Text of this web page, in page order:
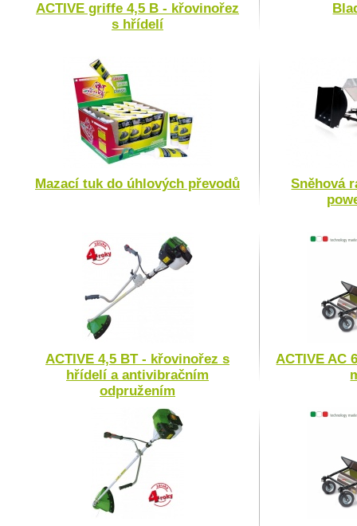
ACTIVE griffe 4,5 B - křovinořez
s hřídelí
Mazací tuk do úhlových převodů
Sněhová
ACTIVE 4,5 BT - křovinořez s
hřídelí a antivibračním
odpružením
ACTIVE AC